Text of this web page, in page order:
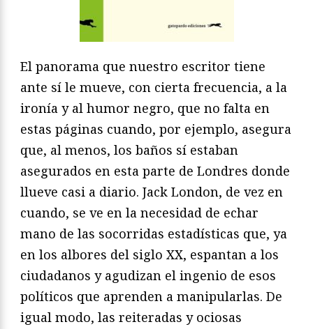
El panorama que nuestro escritor tiene
ante sí le mueve, con cierta frecuencia, a la
ironía y al humor negro, que no falta en
estas páginas cuando, por ejemplo, asegura
que, al menos, los baños sí estaban
asegurados en esta parte de Londres donde
llueve casi a diario. Jack London, de vez en
cuando, se ve en la necesidad de echar
mano de las socorridas estadísticas que, ya
en los albores del siglo XX, espantan a los
ciudadanos y agudizan el ingenio de esos
políticos que aprenden a manipularlas. De
igual modo, las reiteradas y ociosas